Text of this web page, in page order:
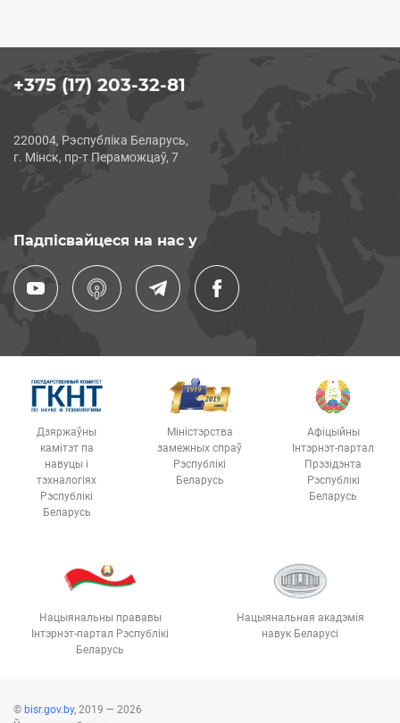
+375 (17) 203-32-81
220004, Рэспубліка Беларусь,
г. Мінск, пр-т Пераможцаў, 7
Падпісвайцеся на нас у
Дзяржаўны
камітэт па
навуцы і
тэхналогіях
Рэспублікі
Беларусь
Міністэрства
замежных спраў
Рэспублікі
Беларусь
Афіцыйны
Інтэрнэт-партал
Прэзідэнта
Рэспублікі
Беларусь
Нацыянальны прававы
Інтэрнэт-партал Рэспублікі
Беларусь
Нацыянальная акадэмія
навук Беларусі
© bisr.gov.by, 2019 — 2026